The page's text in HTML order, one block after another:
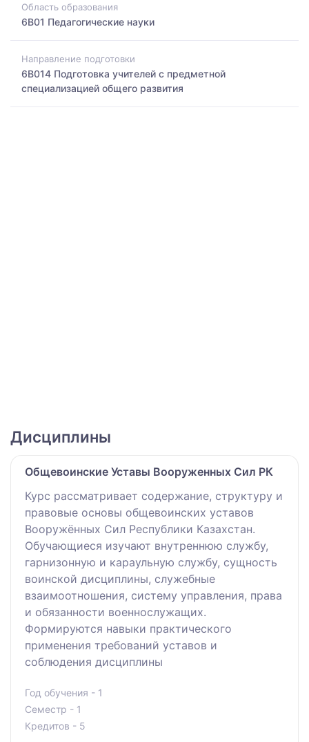
Область образования
6B01 Педагогические науки
Направление подготовки
6B014 Подготовка учителей с предметной
специализацией общего развития
Дисциплины
Общевоинские Уставы Вооруженных Сил РК
Курс рассматривает содержание, структуру и
правовые основы общевоинских уставов
Вооружённых Сил Республики Казахстан.
Обучающиеся изучают внутреннюю службу,
гарнизонную и караульную службу, сущность
воинской дисциплины, служебные
взаимоотношения, систему управления, права
и обязанности военнослужащих.
Формируются навыки практического
применения требований уставов и
соблюдения дисциплины
Год обучения - 1
Семестр - 1
Кредитов - 5